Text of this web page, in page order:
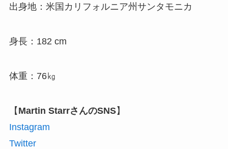
出身地：米国カリフォルニア州サンタモニカ
身長：182 cm
体重：76㎏
【 Martin StarrさんのSNS】
Instagram
Twitter